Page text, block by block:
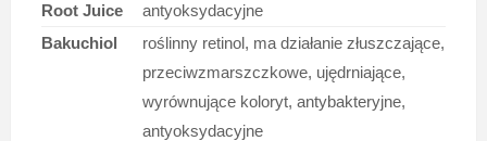
Root Juice
antyoksydacyjne
Bakuchiol
roślinny retinol, ma działanie złuszczające,
przeciwzmarszczkowe, ujędrniające,
wyrównujące koloryt, antybakteryjne,
antyoksydacyjne